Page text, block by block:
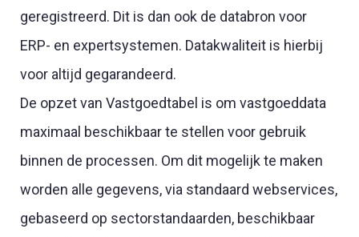
geregistreerd. Dit is dan ook de databron voor
ERP- en expertsystemen. Datakwaliteit is hierbij
voor altijd gegarandeerd.
De opzet van Vastgoedtabel is om vastgoeddata
maximaal beschikbaar te stellen voor gebruik
binnen de processen. Om dit mogelijk te maken
worden alle gegevens, via standaard webservices,
gebaseerd op sectorstandaarden, beschikbaar